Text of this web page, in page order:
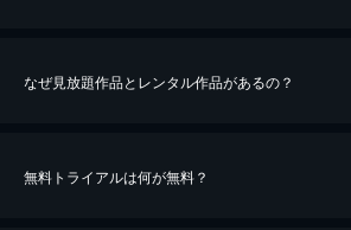
なぜ見放題作品とレンタル作品があるの？
無料トライアルは何が無料？